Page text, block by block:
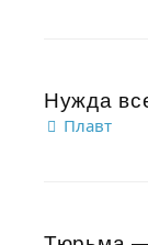
Нужда
Плавт